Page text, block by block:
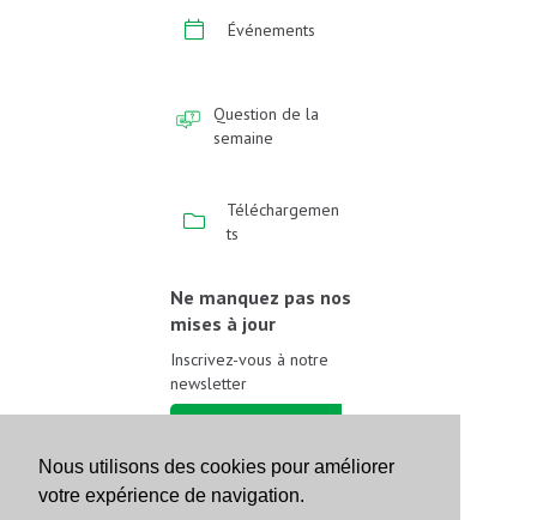
Nous utilisons des cookies pour améliorer
votre expérience de navigation.
Événements
Question de la
semaine
Téléchargemen
ts
Ne manquez pas nos
mises à jour
Inscrivez-vous à notre
newsletter
Suivez-nous sur les